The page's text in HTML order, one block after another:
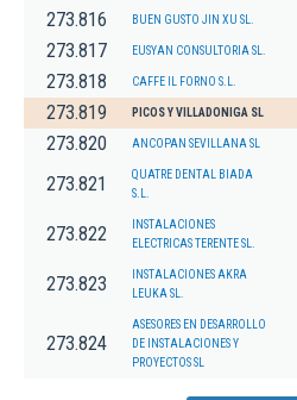
273.816 BUEN GUSTO JIN XU SL.
273.817 EUSYAN CONSULTORIA SL.
273.818 CAFFE IL FORNO S.L.
273.819 PICOS Y VILLADONIGA SL
273.820 ANCOPAN SEVILLANA SL
273.821
QUATRE DENTAL BIADA
S.L.
273.822
INSTALACIONES
ELECTRICAS TERENTE SL.
273.823
INSTALACIONES AKRA
LEUKA SL.
273.824
ASESORES EN DESARROLLO
DE INSTALACIONES Y
PROYECTOS SL